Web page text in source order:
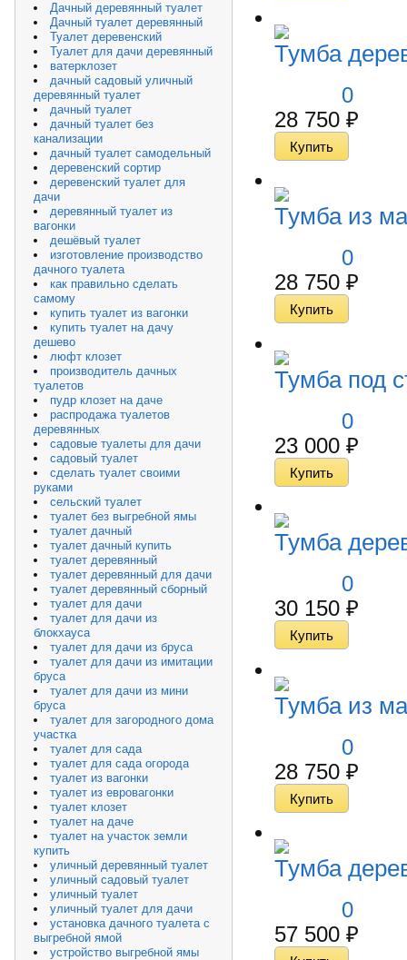
Дачный деревянный туалет
Дачный туалет деревянный
Туалет деревенский
Туалет для дачи деревянный
ватерклозет
дачный садовый уличный
деревянный туалет
дачный туалет
дачный туалет без
канализации
дачный туалет самодельный
деревенский сортир
деревенский туалет для
дачи
деревянный туалет из
вагонки
дешёвый туалет
изготовление производство
дачного туалета
как правильно сделать
самому
купить туалет из вагонки
купить туалет на дачу
дешево
люфт клозет
производитель дачных
туалетов
пудр клозет на даче
распродажа туалетов
деревянных
садовые туалеты для дачи
садовый туалет
сделать туалет своими
руками
сельский туалет
туалет без выгребной ямы
туалет дачный
туалет дачный купить
туалет деревянный
туалет деревянный для дачи
туалет деревянный сборный
туалет для дачи
туалет для дачи из
блокхауса
туалет для дачи из бруса
туалет для дачи из имитации
бруса
туалет для дачи из мини
бруса
туалет для загородного дома
участка
туалет для сада
туалет для сада огорода
туалет из вагонки
туалет из евровагонки
туалет клозет
туалет на даче
туалет на участок земли
купить
уличный деревянный туалет
уличный садовый туалет
уличный туалет
уличный туалет для дачи
установка дачного туалета с
выгребной ямой
устройство выгребной ямы
Тумба
0
28 750 ₽
Тумба из
0
28 750 ₽
Тумба под
0
23 000 ₽
Тумба
0
30 150 ₽
Тумба из
0
28 750 ₽
Тумба
0
57 500 ₽